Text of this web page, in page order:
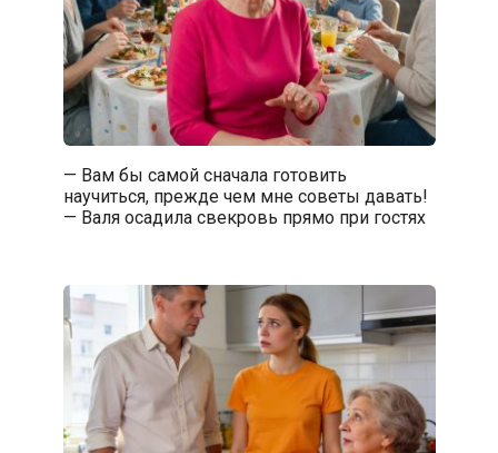
— Вам бы самой сначала готовить
научиться, прежде чем мне советы давать!
— Валя осадила свекровь прямо при гостях